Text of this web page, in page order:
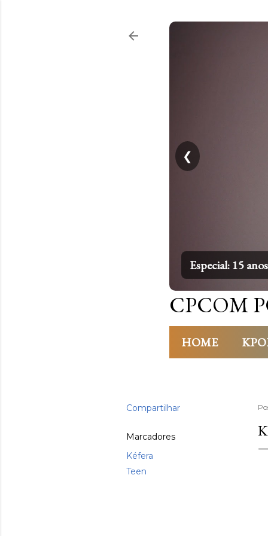
Top 20: Artistas
❮
CPCOM
HOME
Compartilhar
Marcadores
Kéfera
Teen